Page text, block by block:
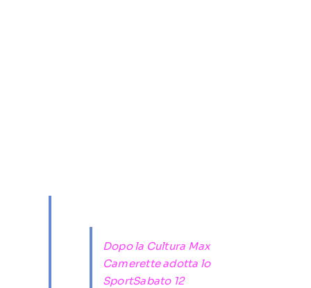
Dopo la Cultura Max
Camerette adotta lo
SportSabato 12